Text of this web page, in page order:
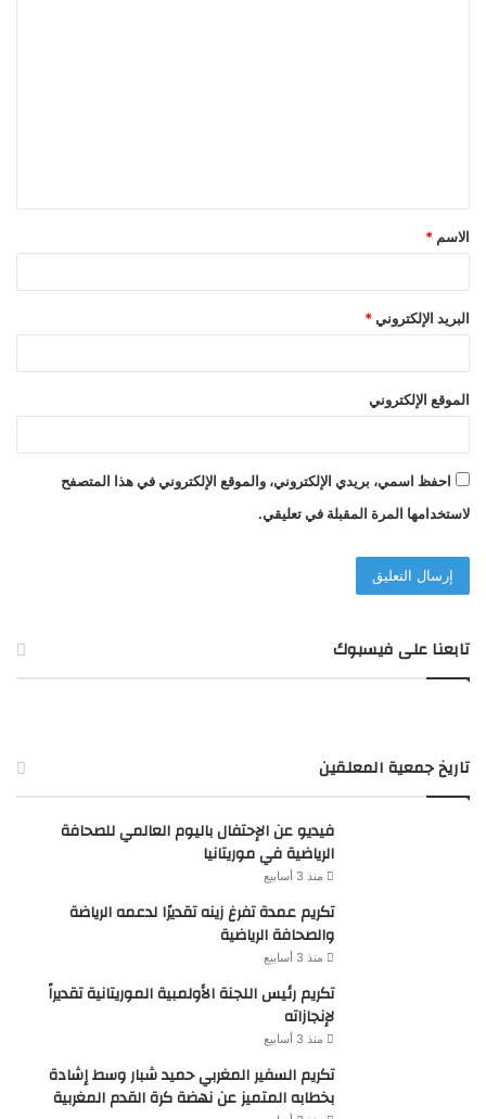
ق
*
الاسم *
البريد الإلكتروني *
الموقع الإلكتروني
احفظ اسمي، بريدي الإلكتروني، والموقع الإلكتروني في هذا المتصفح
لاستخدامها المرة المقبلة في تعليقي.
تابعنا على فيسبوك
تاريخ جمعية المعلقين
فيديو عن الإحتفال باليوم العالمي للصحافة
الرياضية في موريتانيا
منذ 3 أسابيع
تكريم عمدة تفرغ زينه تقديرًا لدعمه الرياضة
والصحافة الرياضية
منذ 3 أسابيع
تكريم رئيس اللجنة الأولمبية الموريتانية تقديراً
لإنجازاته
منذ 3 أسابيع
تكريم السفير المغربي حميد شبار وسط إشادة
بخطابه المتميز عن نهضة كرة القدم المغربية